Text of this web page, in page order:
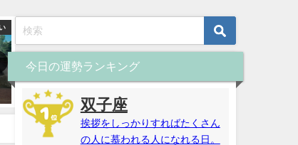
ソウルメイト占い・二人の誕生
日相性は何％？彼が運命の人で
ある可能性は？【2026年最新
版】
あの人が運命の人なのか鑑
今日の運勢ランキング
双子座
挨拶をしっかりすればたくさん
の人に慕われる人になれる日。